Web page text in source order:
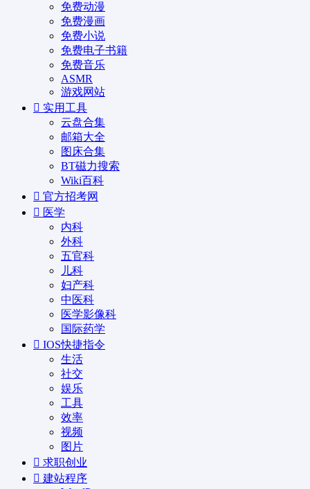
免费动漫
免费漫画
免费小说
免费电子书籍
免费音乐
ASMR
游戏网站
实用工具
云盘合集
邮箱大全
图床合集
BT磁力搜索
Wiki百科
官方招考网
医学
内科
外科
五官科
儿科
妇产科
中医科
医学影像科
国际药学
IOS快捷指令
生活
社交
娱乐
工具
效率
视频
图片
求职创业
建站程序